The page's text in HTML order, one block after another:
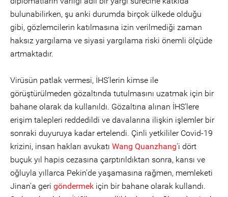
bulunabilirken, şu anki durumda birçok ülkede olduğu
gibi, gözlemcilerin katılmasına izin verilmediği zaman
haksız yargılama ve siyasi yargılama riski önemli ölçüde
artmaktadır.
Virüsün patlak vermesi, İHS’lerin kimse ile
görüştürülmeden gözaltında tutulmasını uzatmak için bir
bahane olarak da kullanıldı. Gözaltına alınan İHS’lere
erişim talepleri reddedildi ve davalarına ilişkin işlemler bir
sonraki duyuruya kadar ertelendi. Çinli yetkililer Covid-19
krizini, insan hakları avukatı Wang Quanzhang'i dört
buçuk yıl hapis cezasına çarptırıldıktan sonra, karısı ve
oğluyla yıllarca Pekin'de yaşamasına rağmen, memleketi
Jinan'a geri göndermek için bir bahane olarak kullandı.